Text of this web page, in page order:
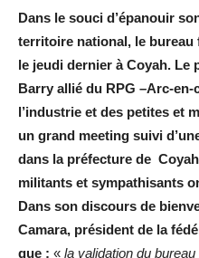
Dans le souci d’épanouir
territoire national, le bureau
le jeudi dernier à Coyah. Le
Barry allié du RPG –Arc-
l’industrie et des petites et
un grand meeting suivi
dans la préfecture de
militants et sympathisants
Dans son discours de
Camara, président de la
que : « la validation du